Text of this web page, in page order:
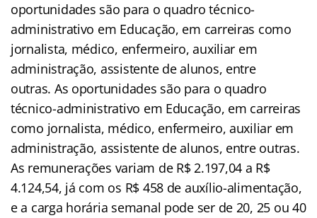
oportunidades são para o quadro técnico-
administrativo em Educação, em carreiras como
jornalista, médico, enfermeiro, auxiliar em
administração, assistente de alunos, entre
outras. As oportunidades são para o quadro
técnico-administrativo em Educação, em carreiras
como jornalista, médico, enfermeiro, auxiliar em
administração, assistente de alunos, entre outras.
As remunerações variam de R$ 2.197,04 a R$
4.124,54, já com os R$ 458 de auxílio-alimentação,
e a carga horária semanal pode ser de 20, 25 ou 40